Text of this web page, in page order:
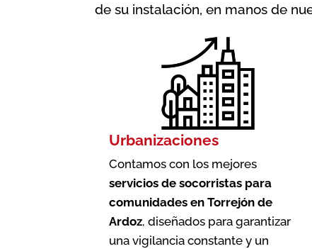
de su instalación, en manos de
Urbanizaciones
Contamos con los mejores
servicios de socorristas para
comunidades en Torrejón de
Ardoz, diseñados para garantizar
una vigilancia constante y un